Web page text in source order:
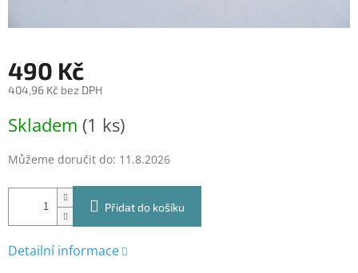
490 Kč
404,96 Kč bez DPH
cena:
Skladem (1 ks)
Můžeme doručit do: 11.8.2026
Přidat do košíku
Detailní informace